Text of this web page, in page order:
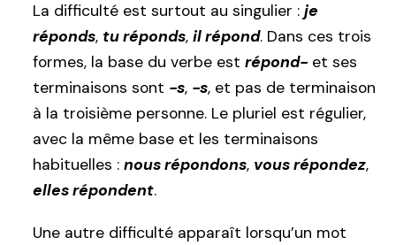
La difficulté est surtout au singulier : je
réponds, tu réponds, il répond. Dans ces trois
formes, la base du verbe est répond- et ses
terminaisons sont -s, -s, et pas de terminaison
à la troisième personne. Le pluriel est régulier,
avec la même base et les terminaisons
habituelles : nous répondons, vous répondez,
elles répondent.
Une autre difficulté apparaît lorsqu’un mot